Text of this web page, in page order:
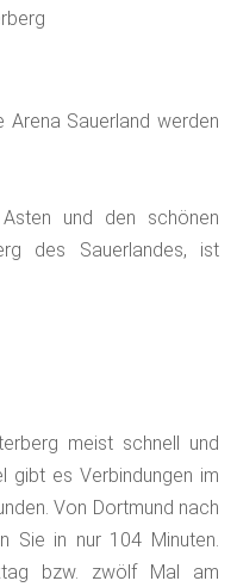
Arena Sauerland werden
und den schönen
des Sauerlandes, ist
meist schnell und
gibt es Verbindungen im
Von Dortmund nach
Sie in nur 104 Minuten.
bzw. zwölf Mal am